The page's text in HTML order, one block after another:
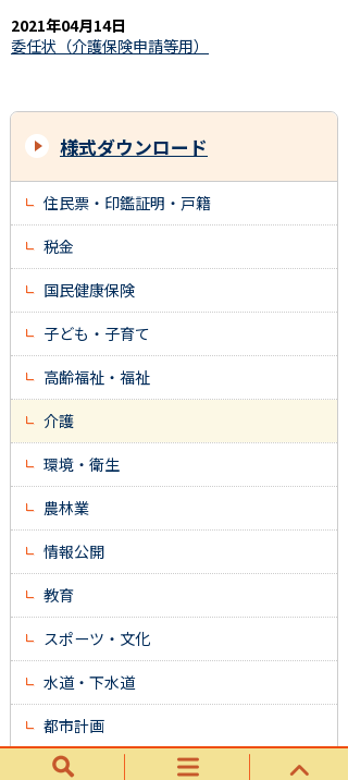
2021年04月14日
委任状（介護保険申請等用）
様式ダウンロード
住民票・印鑑証明・戸籍
税金
国民健康保険
子ども・子育て
高齢福祉・福祉
介護
環境・衛生
農林業
情報公開
教育
スポーツ・文化
水道・下水道
都市計画
道路・河川・水路